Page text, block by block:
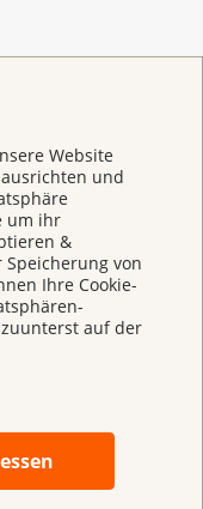
Website
und
um ihr
&
Speicherung von
Ihre Cookie-
zuunterst auf der
Jugendliche